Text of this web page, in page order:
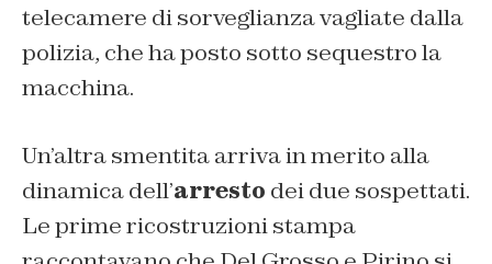
telecamere di sorveglianza vagliate dalla
polizia, che ha posto sotto sequestro la
macchina.
Un’altra smentita arriva in merito alla
dinamica dell’arresto dei due sospettati.
Le prime ricostruzioni stampa